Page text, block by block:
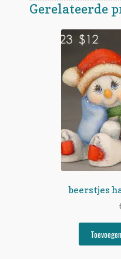
Gerelateerde
beerstjes